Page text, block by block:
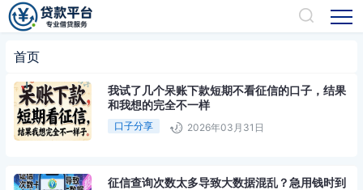
首页
我试了几个呆账下款短期不看征信的口子，结果
和我想的完全不一样
口子分享 2026年03月31日
征信查询次数太多导致大数据混乱？急用钱时到